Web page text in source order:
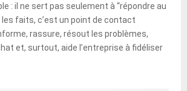
: il ne sert pas seulement à “répondre au
les faits, c’est un point de contact
rassure, résout les problèmes,
et, surtout, aide l’entreprise à fidéliser